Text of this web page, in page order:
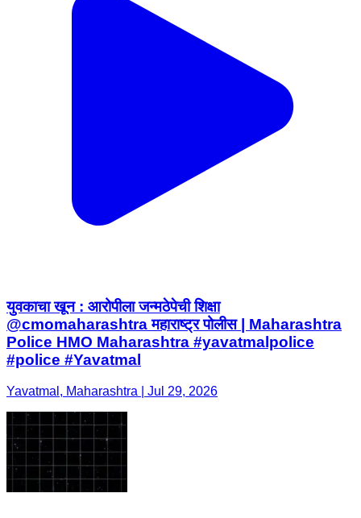
युवकाचा खून : आरोपीला जन्मठेपेची शिक्षा
@cmomaharashtra महाराष्ट्र पोलीस | Maharashtra
Police HMO Maharashtra #yavatmalpolice
#police #Yavatmal
Yavatmal, Maharashtra | Jul 29, 2026